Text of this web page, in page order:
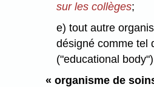
sur les collèges;
e) tout autre
désigné comme tel
("educational body")
« organisme de